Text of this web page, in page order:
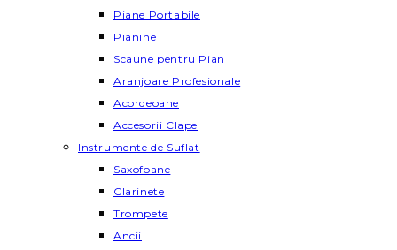
Piane Portabile
Pianine
Scaune pentru Pian
Aranjoare Profesionale
Acordeoane
Accesorii Clape
Instrumente de Suflat
Saxofoane
Clarinete
Trompete
Ancii